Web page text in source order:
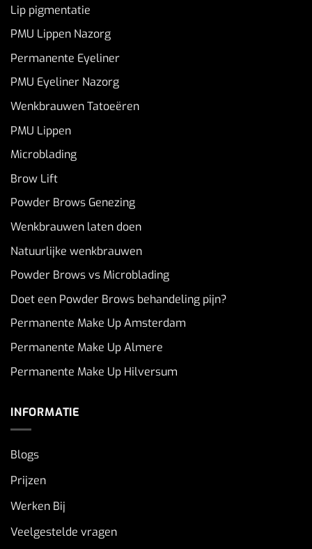
Lip pigmentatie
PMU Lippen Nazorg
Permanente Eyeliner
PMU Eyeliner Nazorg
Wenkbrauwen Tatoeëren
PMU Lippen
Microblading
Brow Lift
Powder Brows Genezing
Wenkbrauwen laten doen
Natuurlijke wenkbrauwen
Powder Brows vs Microblading
Doet een Powder Brows behandeling pijn?
Permanente Make Up Amsterdam
Permanente Make Up Almere
Permanente Make Up Hilversum
INFORMATIE
Blogs
Prijzen
Werken Bij
Veelgestelde vragen